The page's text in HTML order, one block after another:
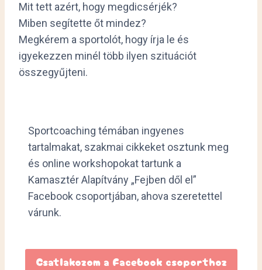
Mit tett azért, hogy megdicsérjék?
Miben segítette őt mindez?
Megkérem a sportolót, hogy írja le és
igyekezzen minél több ilyen szituációt
összegyűjteni.
Sportcoaching témában ingyenes
tartalmakat, szakmai cikkeket osztunk meg
és online workshopokat tartunk a
Kamasztér Alapítvány „Fejben dől el”
Facebook csoportjában, ahova szeretettel
várunk.
Csatlakozom a Facebook csoporthoz